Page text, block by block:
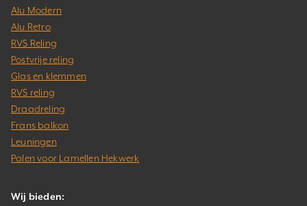
Alu Modern
Alu Retro
RVS Reling
Postvrije reling
Glas en klemmen
RVS reling
Draadreling
Frans balkon
Leuningen
Palen voor Lamellen Hekwerk
Wij bieden: